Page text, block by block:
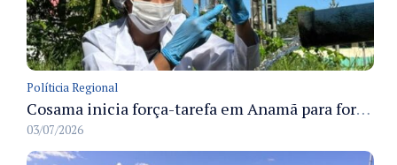
Políticia Regional
Cosama inicia força-tarefa em Anamã para fortalecer abastecimento de água e segurança hídrica da população
03/07/2026